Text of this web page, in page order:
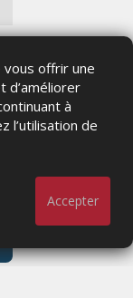
vous offrir une
d’améliorer
à
l’utilisation de
Accepter